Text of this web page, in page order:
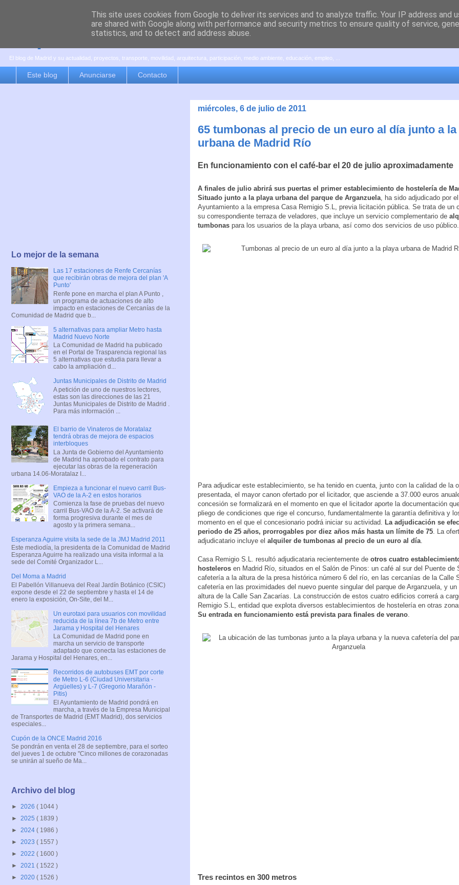
es por madrid
El blog de Madrid y su actualidad, proyectos, transporte, movilidad, arquitectura, participación, medio ambiente, educación, empleo, ...
Este blog Anunciarse Contacto
miércoles, 6 de julio de 2011
65 tumbonas al precio de un euro al día junto a
urbana de Madrid Río
En funcionamiento con el café-bar el 20 de julio aproximadamente
A finales de julio abrirá sus puertas el primer establecimiento de hostelería de
Situado junto a la playa urbana del parque de Arganzuela, ha sido adjudicado por el
Ayuntamiento a la empresa Casa Remigio S.L, previa licitación pública. Se trata de un
su correspondiente terraza de veladores, que incluye un servicio complementario de
tumbonas para los usuarios de la playa urbana, así como dos servicios de uso público.
Para adjudicar este establecimiento, se ha tenido en cuenta, junto con la calidad de la
presentada, el mayor canon ofertado por el licitador, que asciende a 37.000 euros
concesión se formalizará en el momento en que el licitador aporte la documentación
pliego de condiciones que rige el concurso, fundamentalmente la garantía definitiva y
momento en el que el concesionario podrá iniciar su actividad. La adjudicación se
periodo de 25 años, prorrogables por diez años más hasta un límite de 75. La
adjudicatario incluye el alquiler de tumbonas al precio de un euro al día.
Casa Remigio S.L. resultó adjudicataria recientemente de otros cuatro
hosteleros en Madrid Río, situados en el Salón de Pinos: un café al sur del Puente de
cafetería a la altura de la presa histórica número 6 del río, en las cercanías de la Calle
cafetería en las proximidades del nuevo puente singular del parque de Arganzuela, y
altura de la Calle San Zacarías. La construcción de estos cuatro edificios correrá a
Remigio S.L, entidad que explota diversos establecimientos de hostelería en otras
Su entrada en funcionamiento está prevista para finales de verano.
Tres recintos en 300 metros
Lo mejor de la semana
Las 17 estaciones de Renfe Cercanías
que recibirán obras de mejora del plan 'A
Punto'
Renfe pone en marcha el plan A Punto ,
un programa de actuaciones de alto
impacto en estaciones de Cercanías de la
Comunidad de Madrid que b...
5 alternativas para ampliar Metro hasta
Madrid Nuevo Norte
La Comunidad de Madrid ha publicado
en el Portal de Trasparencia regional las
5 alternativas que estudia para llevar a
cabo la ampliación d...
Juntas Municipales de Distrito de Madrid
A petición de uno de nuestros lectores,
estas son las direcciones de las 21
Juntas Municipales de Distrito de Madrid .
Para más información ...
El barrio de Vinateros de Moratalaz
tendrá obras de mejora de espacios
interbloques
La Junta de Gobierno del Ayuntamiento
de Madrid ha aprobado el contrato para
ejecutar las obras de la regeneración
urbana 14.06-Moratalaz I...
Empieza a funcionar el nuevo carril Bus-
VAO de la A-2 en estos horarios
Comienza la fase de pruebas del nuevo
carril Bus-VAO de la A-2. Se activará de
forma progresiva durante el mes de
agosto y la primera semana...
Esperanza Aguirre visita la sede de la JMJ Madrid 2011
Este mediodía, la presidenta de la Comunidad de Madrid
Esperanza Aguirre ha realizado una visita informal a la
sede del Comité Organizador L...
Del Moma a Madrid
El Pabellón Villanueva del Real Jardín Botánico (CSIC)
expone desde el 22 de septiembre y hasta el 14 de
enero la exposición, On-Site, del M...
Un eurotaxi para usuarios con movilidad
reducida de la línea 7b de Metro entre
Jarama y Hospital del Henares
La Comunidad de Madrid pone en
marcha un servicio de transporte
adaptado que conecta las estaciones de
Jarama y Hospital del Henares, en...
Recorridos de autobuses EMT por corte
de Metro L-6 (Ciudad Universitaria -
Argüelles) y L-7 (Gregorio Marañón -
Pitis)
El Ayuntamiento de Madrid pondrá en
marcha, a través de la Empresa Municipal
de Transportes de Madrid (EMT Madrid), dos servicios
especiales...
Cupón de la ONCE Madrid 2016
Se pondrán en venta el 28 de septiembre, para el sorteo
del jueves 1 de octubre "Cinco millones de corazonadas
se unirán al sueño de Ma...
Archivo del blog
► 2026 ( 1044 )
► 2025 ( 1839 )
► 2024 ( 1986 )
► 2023 ( 1557 )
► 2022 ( 1600 )
► 2021 ( 1522 )
► 2020 ( 1526 )
This site uses cookies from Google to deliver its services and to analyze traffic. Your IP address and
are shared with Google along with performance and security metrics to ensure quality of service,
statistics, and to detect and address abuse.